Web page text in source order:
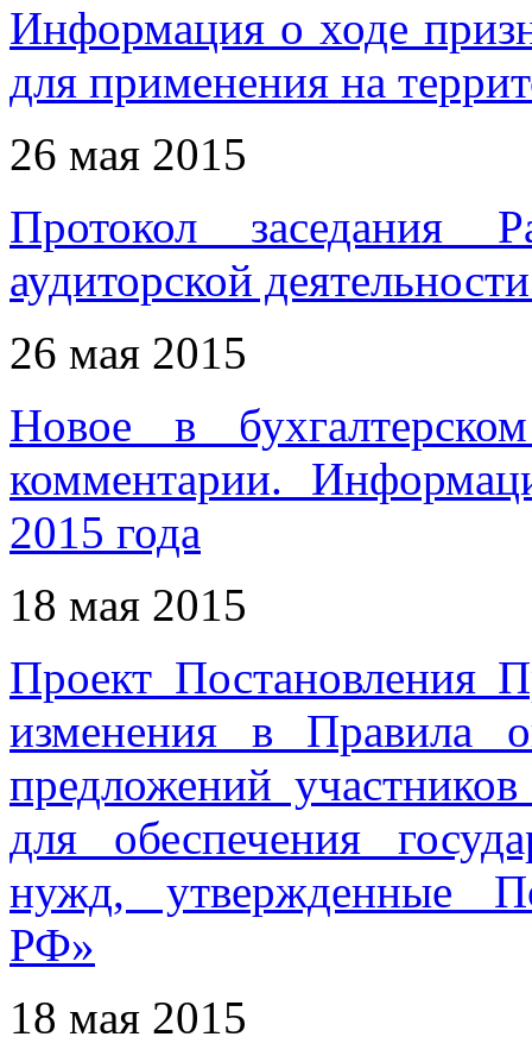
Информация о ходе
для применения на
26 мая 2015
Протокол заседания
аудиторской
26 мая 2015
Новое в
комментарии.
2015 года
18 мая 2015
Проект Постановления
изменения в Правила
предложений
для обеспечения
нужд, утвержденные
РФ»
18 мая 2015